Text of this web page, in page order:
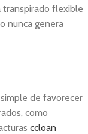
transpirado flexible
nunca genera
de favorecer
como
ccloan